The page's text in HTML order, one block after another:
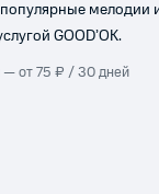
популярные мелодии
GOOD’OK.
— от 75 ₽ / 30 дней